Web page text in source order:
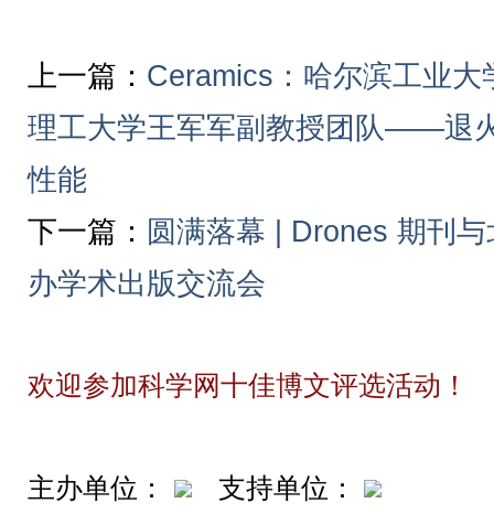
上一篇： Ceramics：哈尔滨工业
理工大学王军军副教授团队——退
性能
下一篇： 圆满落幕 | Drones 期刊
办学术出版交流会
欢迎参加科学网十佳博文评选活动！
主办单位： 支持单位：